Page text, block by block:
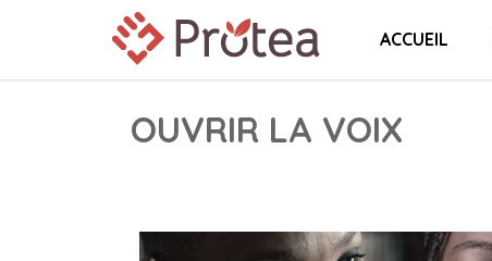
ACCUEIL
OUVRIR LA VOIX